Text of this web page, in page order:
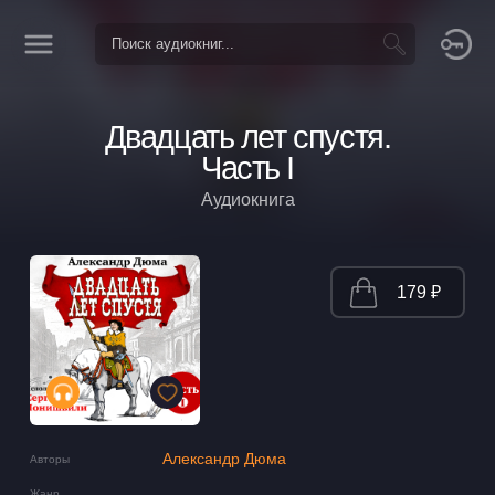
Двадцать лет спустя.
Часть I
Аудиокнига
Авторы Александр Дюма
179 ₽